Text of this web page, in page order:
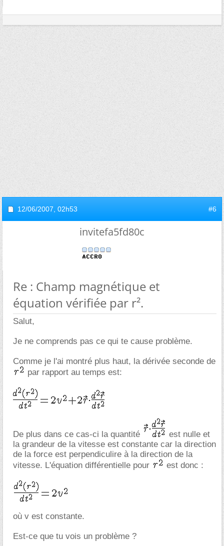
12/06/2007, 02h53 #6
invitefa5fd80c
Re : Champ magnétique et
équation vérifiée par r².
Salut,
Je ne comprends pas ce qui te cause problème.
Comme je l'ai montré plus haut, la dérivée seconde de
par rapport au temps est:
De plus dans ce cas-ci la quantité
est nulle et
la grandeur de la vitesse est constante car la direction
de la force est perpendiculire à la direction de la
vitesse. L'équation différentielle pour
est donc :
où v est constante.
Est-ce que tu vois un problème ?